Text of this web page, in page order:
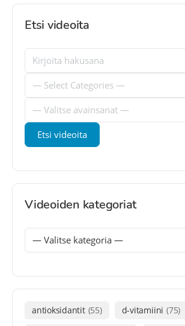
Etsi videoita
Videoiden kategoriat
antioksidantit (55) d-vitamiini (75)